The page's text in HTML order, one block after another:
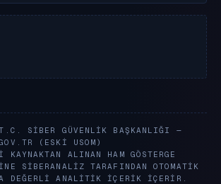
SIBER GÜVENLIK BAŞKANLIĞI —
(ESKI USOM)
ALINAN HAM GÖSTERGE
SIBERANALIZ TARAFINDAN OTOMATIK
DEĞERLI ANALITIK IÇERIK IÇERIR.